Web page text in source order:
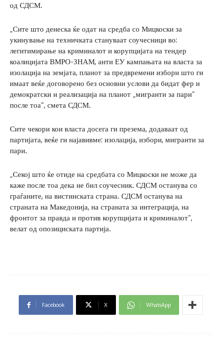
од СДСМ.
„Сите што денеска ќе одат на средба со Мицкоски за
укинување на техничката стануваат соучесници во:
легитимирање на криминалот и корупцијата на тендер
коалицијата ВМРО-ЗНАМ, анти ЕУ кампањата на власта за
изолација на земјата, планот за предвремени избори што ги
имаат веќе договорено без основни услови да бидат фер и
демократски и реализација на планот „мигранти за пари“
после тоа“, смета СДСМ.
Сите чекори кои власта досега ги презема, додаваат од
партијата, веќе ги најавивме: изолација, избори, мигранти за
пари.
„Секој што ќе отиде на средбата со Мицкоски не може да
каже после тоа дека не бил соучесник. СДСМ останува со
граѓаните, на вистинската страна. СДСМ останува на
страната на Македонија, на страната за интеграција, на
фронтот за правда и против корупцијата и криминалот“,
велат од опозициската партија.
Facebook X WhatsApp